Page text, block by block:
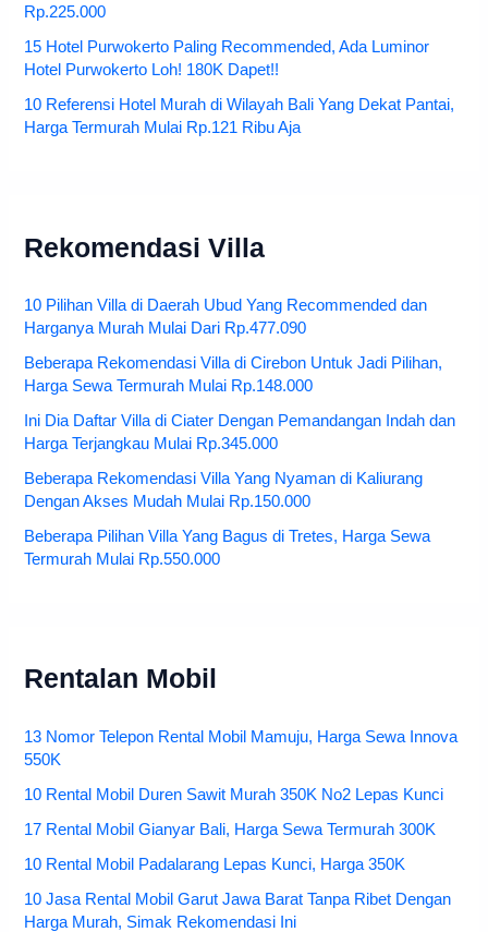
Rp.225.000
15 Hotel Purwokerto Paling Recommended, Ada Luminor
Hotel Purwokerto Loh! 180K Dapet!!
10 Referensi Hotel Murah di Wilayah Bali Yang Dekat Pantai,
Harga Termurah Mulai Rp.121 Ribu Aja
Rekomendasi Villa
10 Pilihan Villa di Daerah Ubud Yang Recommended dan
Harganya Murah Mulai Dari Rp.477.090
Beberapa Rekomendasi Villa di Cirebon Untuk Jadi Pilihan,
Harga Sewa Termurah Mulai Rp.148.000
Ini Dia Daftar Villa di Ciater Dengan Pemandangan Indah dan
Harga Terjangkau Mulai Rp.345.000
Beberapa Rekomendasi Villa Yang Nyaman di Kaliurang
Dengan Akses Mudah Mulai Rp.150.000
Beberapa Pilihan Villa Yang Bagus di Tretes, Harga Sewa
Termurah Mulai Rp.550.000
Rentalan Mobil
13 Nomor Telepon Rental Mobil Mamuju, Harga Sewa Innova
550K
10 Rental Mobil Duren Sawit Murah 350K No2 Lepas Kunci
17 Rental Mobil Gianyar Bali, Harga Sewa Termurah 300K
10 Rental Mobil Padalarang Lepas Kunci, Harga 350K
10 Jasa Rental Mobil Garut Jawa Barat Tanpa Ribet Dengan
Harga Murah, Simak Rekomendasi Ini